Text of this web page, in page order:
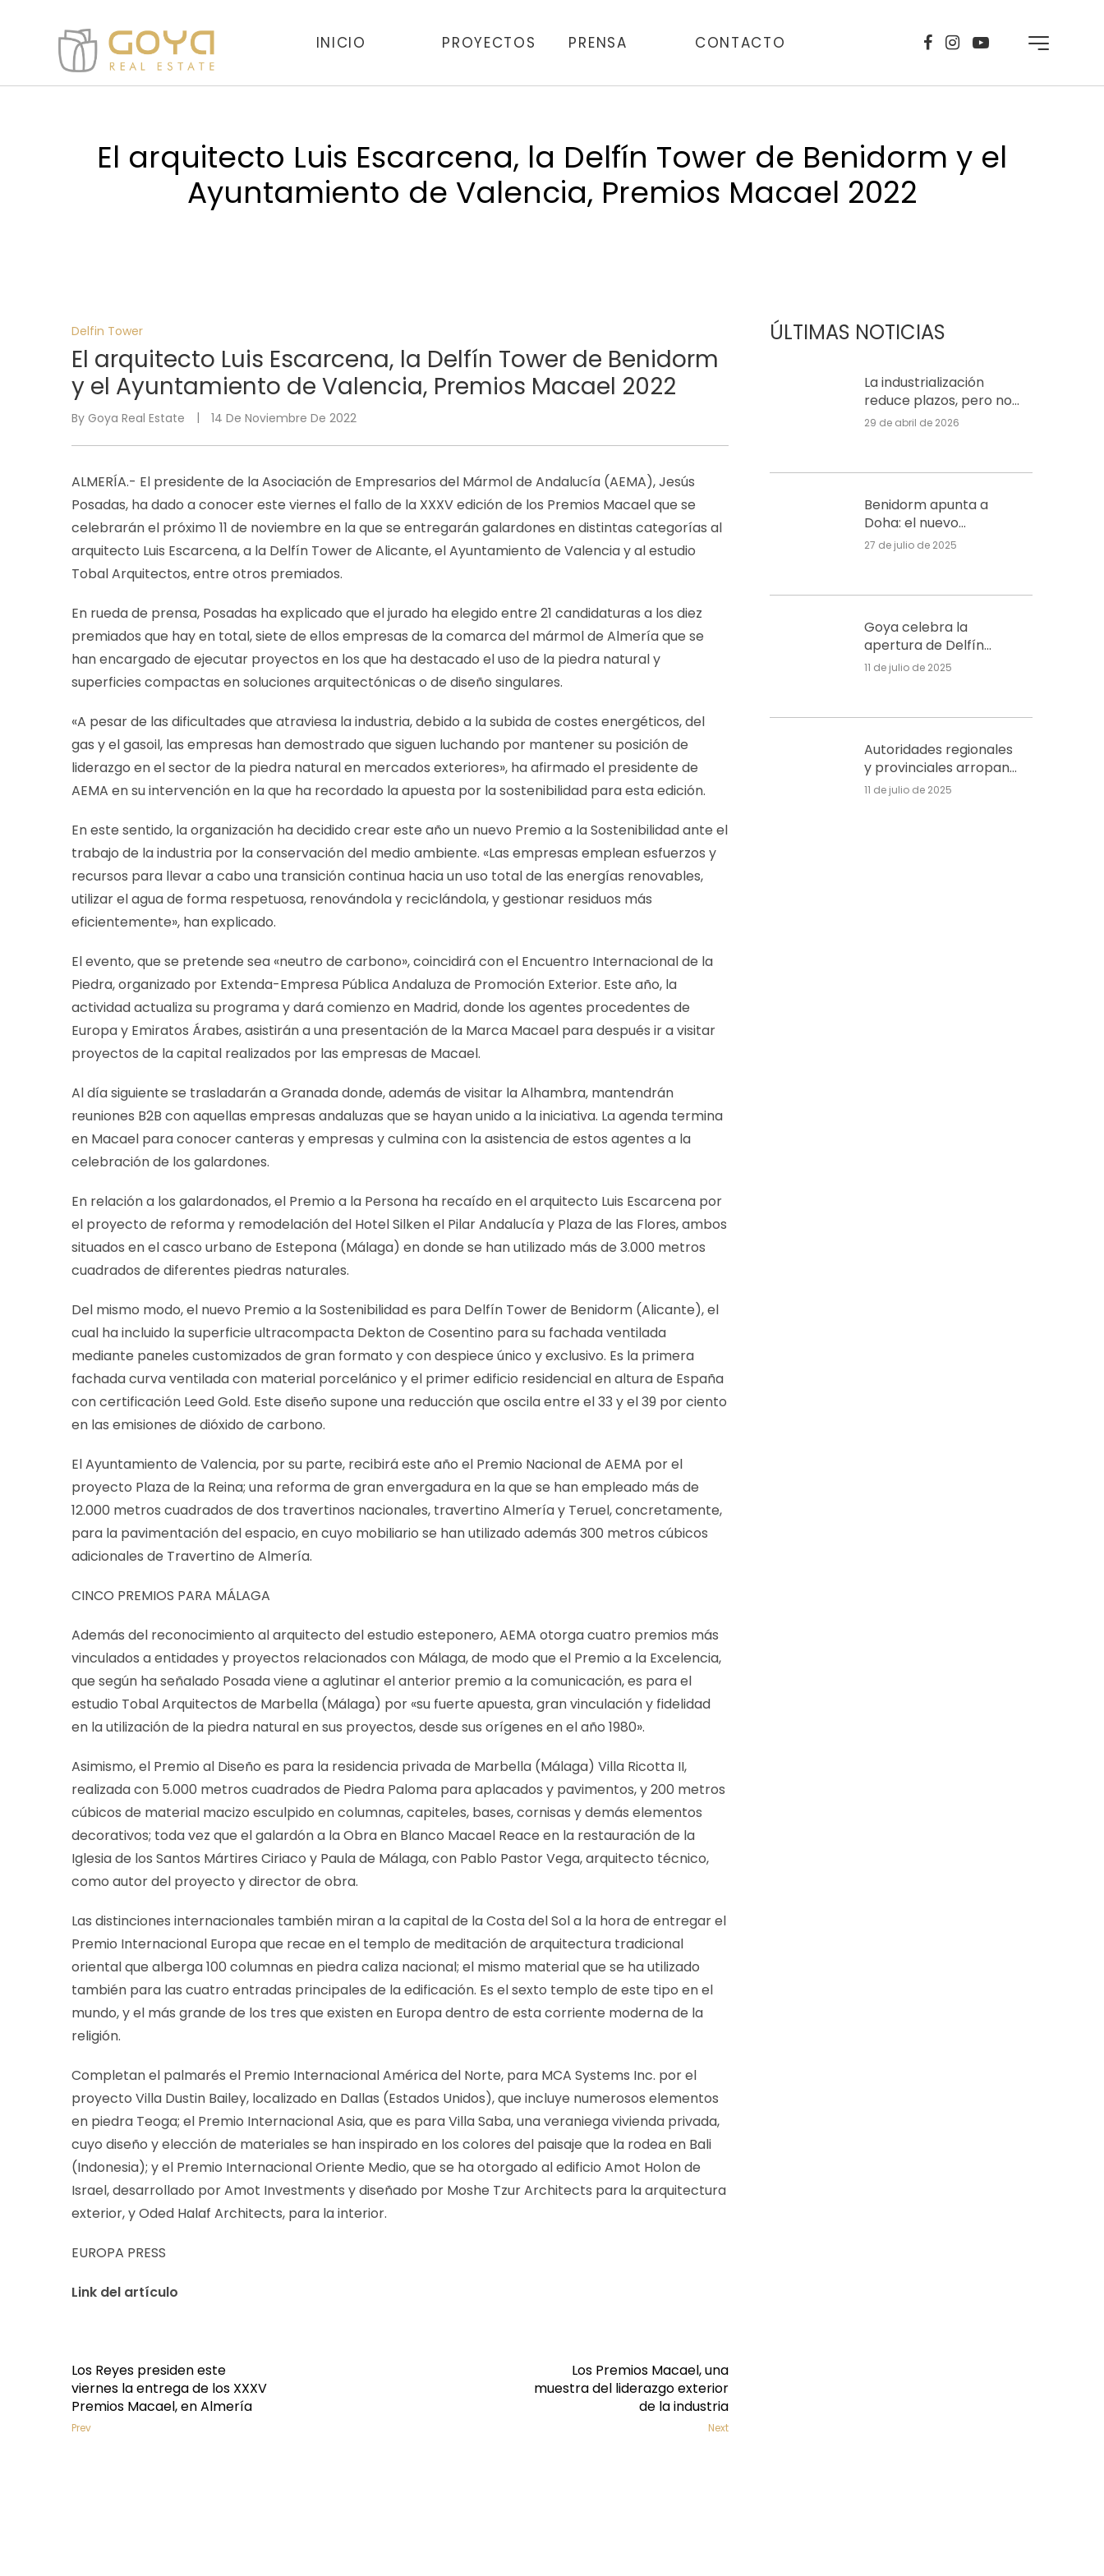
INICIO PROYECTOS PRENSA CONTACTO
El arquitecto Luis Escarcena, la Delfín Tower de Benidorm y el
Ayuntamiento de Valencia, Premios Macael 2022
ÚLTIMAS NOTICIAS
La industrialización
reduce plazos, pero no
costes, en un mercado
29 de abril de 2026
Benidorm apunta a
Doha: el nuevo
rascacielos Gran Delfín
27 de julio de 2025
Goya celebra la
apertura de Delfín
Natura en l’Alfàs, un
11 de julio de 2025
Autoridades regionales
y provinciales arropan
la inauguración del
11 de julio de 2025
Delfin Tower
El arquitecto Luis Escarcena, la Delfín Tower de Benidorm
y el Ayuntamiento de Valencia, Premios Macael 2022
By Goya Real Estate 14 De Noviembre De 2022
ALMERÍA.- El presidente de la Asociación de Empresarios del Mármol de Andalucía (AEMA), Jesús
Posadas, ha dado a conocer este viernes el fallo de la XXXV edición de los Premios Macael que se
celebrarán el próximo 11 de noviembre en la que se entregarán galardones en distintas categorías al
arquitecto Luis Escarcena, a la Delfín Tower de Alicante, el Ayuntamiento de Valencia y al estudio
Tobal Arquitectos, entre otros premiados.
En rueda de prensa, Posadas ha explicado que el jurado ha elegido entre 21 candidaturas a los diez
premiados que hay en total, siete de ellos empresas de la comarca del mármol de Almería que se
han encargado de ejecutar proyectos en los que ha destacado el uso de la piedra natural y
superficies compactas en soluciones arquitectónicas o de diseño singulares.
«A pesar de las dificultades que atraviesa la industria, debido a la subida de costes energéticos, del
gas y el gasoil, las empresas han demostrado que siguen luchando por mantener su posición de
liderazgo en el sector de la piedra natural en mercados exteriores», ha afirmado el presidente de
AEMA en su intervención en la que ha recordado la apuesta por la sostenibilidad para esta edición.
En este sentido, la organización ha decidido crear este año un nuevo Premio a la Sostenibilidad ante el
trabajo de la industria por la conservación del medio ambiente. «Las empresas emplean esfuerzos y
recursos para llevar a cabo una transición continua hacia un uso total de las energías renovables,
utilizar el agua de forma respetuosa, renovándola y reciclándola, y gestionar residuos más
eficientemente», han explicado.
El evento, que se pretende sea «neutro de carbono», coincidirá con el Encuentro Internacional de la
Piedra, organizado por Extenda-Empresa Pública Andaluza de Promoción Exterior. Este año, la
actividad actualiza su programa y dará comienzo en Madrid, donde los agentes procedentes de
Europa y Emiratos Árabes, asistirán a una presentación de la Marca Macael para después ir a visitar
proyectos de la capital realizados por las empresas de Macael.
Al día siguiente se trasladarán a Granada donde, además de visitar la Alhambra, mantendrán
reuniones B2B con aquellas empresas andaluzas que se hayan unido a la iniciativa. La agenda termina
en Macael para conocer canteras y empresas y culmina con la asistencia de estos agentes a la
celebración de los galardones.
En relación a los galardonados, el Premio a la Persona ha recaído en el arquitecto Luis Escarcena por
el proyecto de reforma y remodelación del Hotel Silken el Pilar Andalucía y Plaza de las Flores, ambos
situados en el casco urbano de Estepona (Málaga) en donde se han utilizado más de 3.000 metros
cuadrados de diferentes piedras naturales.
Del mismo modo, el nuevo Premio a la Sostenibilidad es para Delfín Tower de Benidorm (Alicante), el
cual ha incluido la superficie ultracompacta Dekton de Cosentino para su fachada ventilada
mediante paneles customizados de gran formato y con despiece único y exclusivo. Es la primera
fachada curva ventilada con material porcelánico y el primer edificio residencial en altura de España
con certificación Leed Gold. Este diseño supone una reducción que oscila entre el 33 y el 39 por ciento
en las emisiones de dióxido de carbono.
El Ayuntamiento de Valencia, por su parte, recibirá este año el Premio Nacional de AEMA por el
proyecto Plaza de la Reina; una reforma de gran envergadura en la que se han empleado más de
12.000 metros cuadrados de dos travertinos nacionales, travertino Almería y Teruel, concretamente,
para la pavimentación del espacio, en cuyo mobiliario se han utilizado además 300 metros cúbicos
adicionales de Travertino de Almería.
CINCO PREMIOS PARA MÁLAGA
Además del reconocimiento al arquitecto del estudio esteponero, AEMA otorga cuatro premios más
vinculados a entidades y proyectos relacionados con Málaga, de modo que el Premio a la Excelencia,
que según ha señalado Posada viene a aglutinar el anterior premio a la comunicación, es para el
estudio Tobal Arquitectos de Marbella (Málaga) por «su fuerte apuesta, gran vinculación y fidelidad
en la utilización de la piedra natural en sus proyectos, desde sus orígenes en el año 1980».
Asimismo, el Premio al Diseño es para la residencia privada de Marbella (Málaga) Villa Ricotta II,
realizada con 5.000 metros cuadrados de Piedra Paloma para aplacados y pavimentos, y 200 metros
cúbicos de material macizo esculpido en columnas, capiteles, bases, cornisas y demás elementos
decorativos; toda vez que el galardón a la Obra en Blanco Macael Reace en la restauración de la
Iglesia de los Santos Mártires Ciriaco y Paula de Málaga, con Pablo Pastor Vega, arquitecto técnico,
como autor del proyecto y director de obra.
Las distinciones internacionales también miran a la capital de la Costa del Sol a la hora de entregar el
Premio Internacional Europa que recae en el templo de meditación de arquitectura tradicional
oriental que alberga 100 columnas en piedra caliza nacional; el mismo material que se ha utilizado
también para las cuatro entradas principales de la edificación. Es el sexto templo de este tipo en el
mundo, y el más grande de los tres que existen en Europa dentro de esta corriente moderna de la
religión.
Completan el palmarés el Premio Internacional América del Norte, para MCA Systems Inc. por el
proyecto Villa Dustin Bailey, localizado en Dallas (Estados Unidos), que incluye numerosos elementos
en piedra Teoga; el Premio Internacional Asia, que es para Villa Saba, una veraniega vivienda privada,
cuyo diseño y elección de materiales se han inspirado en los colores del paisaje que la rodea en Bali
(Indonesia); y el Premio Internacional Oriente Medio, que se ha otorgado al edificio Amot Holon de
Israel, desarrollado por Amot Investments y diseñado por Moshe Tzur Architects para la arquitectura
exterior, y Oded Halaf Architects, para la interior.
EUROPA PRESS
Link del artículo
Prev
Los Reyes presiden este
viernes la entrega de los XXXV
Premios Macael, en Almería
Next
Los Premios Macael, una
muestra del liderazgo exterior
de la industria